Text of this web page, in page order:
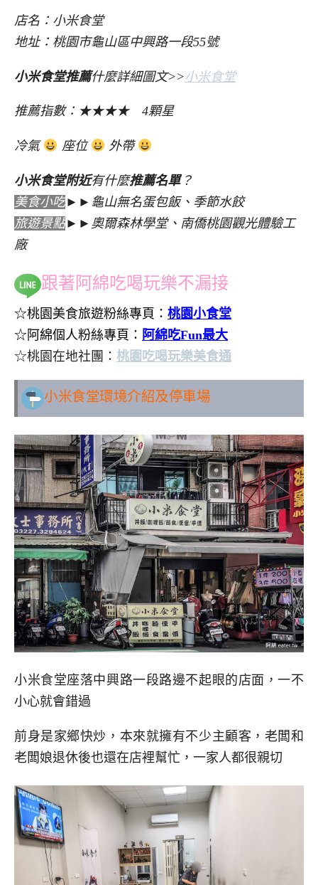
店名：小米食堂
地址：桃園市龜山區中興路一段55號
小米食堂推薦什麼詳細圖文>>小米食堂
推薦指數：★★★★ 4顆星
冷氣 座位 外帶
小米食堂附近有什麼推薦名單？
美食小吃►►龜山無名蛋包飯、季節水餃
旅遊景點►►奧爾森林學堂、南僑桃園觀光體驗工
廠
跟著阿綿吃喝玩樂不漏接
☆桃園美食旅遊粉絲專頁： 桃園小食堂
☆阿綿個人粉絲專頁： 阿綿吃Fun最大
☆桃園在地社團： 桃園吃喝玩樂美食通
小米食堂環境介紹及停車場
小米食堂座落中興路一段路邊不起眼的店面，一不
小心就會錯過
前身是家鄉快炒，本來就擁有不少主顧客，老闆和
老闆娘退休後也還在店裡幫忙，一家人都很親切